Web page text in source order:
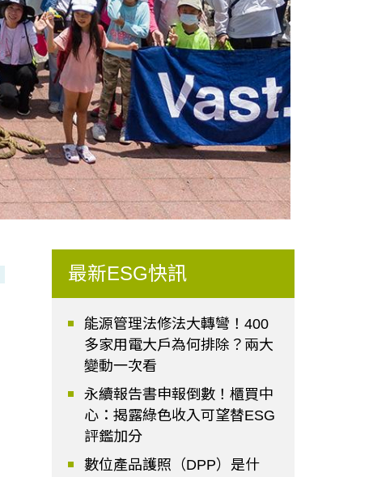
最新ESG快訊
能源管理法修法大轉彎！400
多家用電大戶為何排除？兩大
變動一次看
永續報告書申報倒數！櫃買中
心：揭露綠色收入可望替ESG
評鑑加分
數位產品護照（DPP）是什